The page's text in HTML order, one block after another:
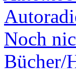
Noch
Bücher/